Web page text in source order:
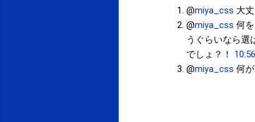
@miya_css 大
@miya_css 何
うぐらいなら選
でしょ？！
10:56
@miya_css 何